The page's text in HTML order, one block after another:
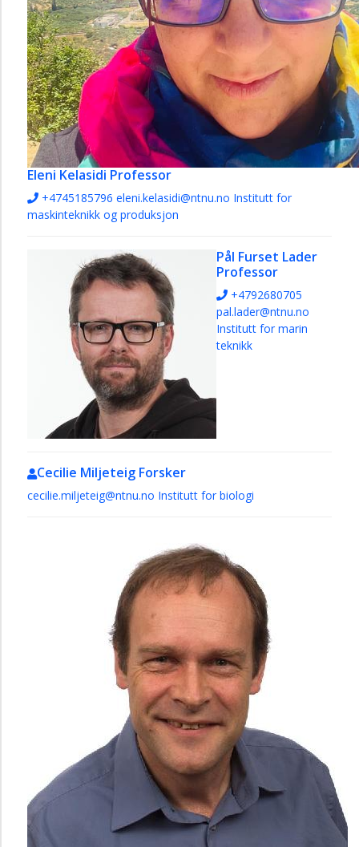
Eleni Kelasidi Professor
+4745185796 eleni.kelasidi@ntnu.no Institutt for
maskinteknikk og produksjon
Pål Furset Lader
Professor
+4792680705
pal.lader@ntnu.no
Institutt for marin
teknikk
Cecilie Miljeteig Forsker
cecilie.miljeteig@ntnu.no Institutt for biologi